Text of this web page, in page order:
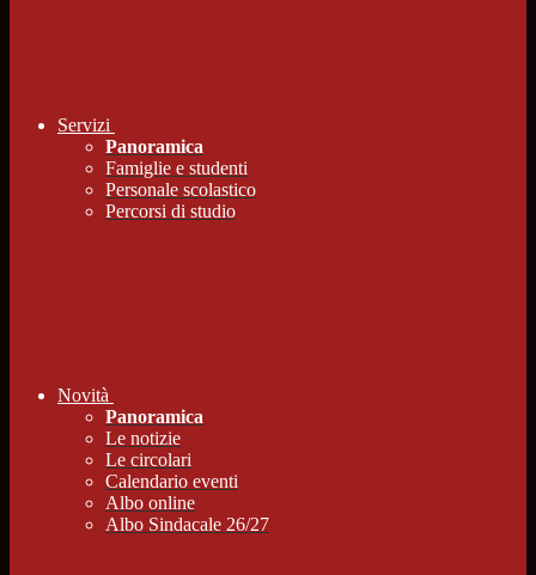
Servizi
Panoramica
Famiglie e studenti
Personale scolastico
Percorsi di studio
Novità
Panoramica
Le notizie
Le circolari
Calendario eventi
Albo online
Albo Sindacale 26/27